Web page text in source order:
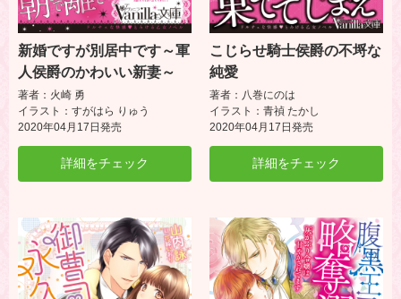
新婚ですが別居中です～軍
人侯爵のかわいい新妻～
著者：火崎 勇
イラスト：すがはら りゅう
2020年04月17日発売
詳細をチェック
こじらせ騎士侯爵の不埒な
純愛
著者：八巻にのは
イラスト：青禎 たかし
2020年04月17日発売
詳細をチェック